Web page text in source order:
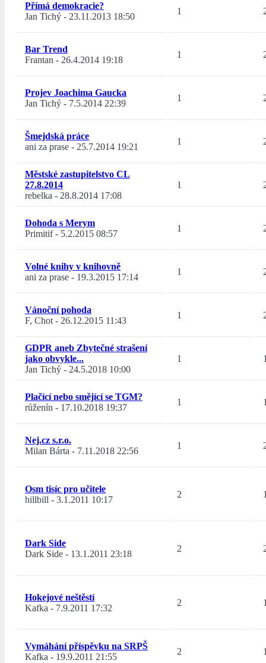
Přímá demokracie?
Jan Tichý - 23.11.2013 18:50
1
Bar Trend
Frantan - 26.4.2014 19:18
1
Projev Joachima Gaucka
Jan Tichý - 7.5.2014 22:39
1
Šmejdská práce
ani za prase - 25.7.2014 19:21
1
Městské zastupitelstvo CL
27.8.2014
rebelka - 28.8.2014 17:08
1
Dohoda s Merym
Primitif- 5.2.2015 08:57
1
Volné knihy v knihovně
ani za prase - 19.3.2015 17:14
1
Vánoční pohoda
F, Chot- 26.12.2015 11:43
1
GDPR aneb Zbytečné strašení
jako obvykle...
Jan Tichý - 24.5.2018 10:00
1
Plačící nebo smějící se TGM?
růženín - 17.10.2018 19:37
1
Nej.cz s.r.o.
Milan Bárta - 7.11.2018 22:56
1
Osm tisíc pro učitele
hillbill - 3.1.2011 10:17
2
Dark Side
Dark Side - 13.1.2011 23:18
2
Hokejové neštěstí
Kafka - 7.9.2011 17:32
2
Vymáhání příspěvku na SRPŠ
Kafka - 19.9.2011 21:55
2